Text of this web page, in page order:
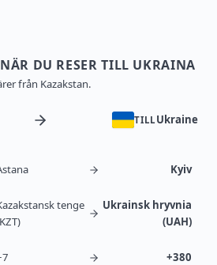
DU RESER TILL UKRAINA
från Kazakstan.
TILL Ukraine
Kyiv
tenge
Ukrainsk hryvnia
(UAH)
+380